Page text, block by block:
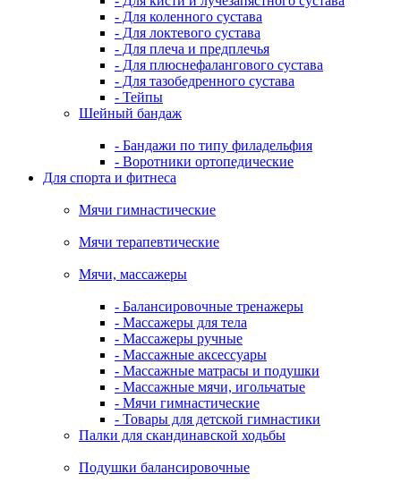
- Для коленного сустава
- Для локтевого сустава
- Для плеча и предплечья
- Для плюснефалангового сустава
- Для тазобедренного сустава
- Тейпы
Шейный бандаж
- Бандажи по типу филадельфия
- Воротники ортопедические
Для спорта и фитнеса
Мячи гимнастические
Мячи терапевтические
Мячи, массажеры
- Балансировочные тренажеры
- Массажеры для тела
- Массажеры ручные
- Массажные аксессуары
- Массажные матрасы и подушки
- Массажные мячи, игольчатые
- Мячи гимнастические
- Товары для детской гимнастики
Палки для скандинавской ходьбы
Подушки балансировочные